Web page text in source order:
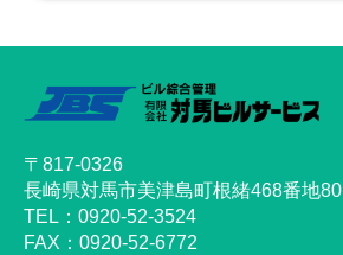
〒817-0326
長崎県対馬市美津島町根緒468番地80
TEL：0920-52-3524
FAX：0920-52-6772